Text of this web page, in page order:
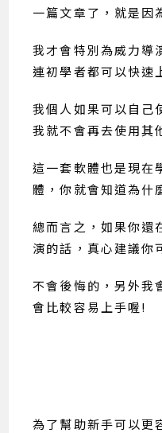
一篇文章了，就是因
我才會特別為威力導
連初學者都可以快速
我個人如果可以自己
我就不會再去使用其
這一套軟體也是現在
體，你就會知道為什
總而言之，如果你還
演的話，真心建議你
不會後悔的，另外我
會比較容易上手喔!
為了幫助新手可以更